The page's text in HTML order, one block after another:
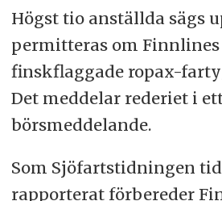
Högst tio anställda sägs
permitteras om
finskflaggade ropax-
Det meddelar rederiet i
börsmeddelande.
Som Sjöfartstidningen
rapporterat förbereder